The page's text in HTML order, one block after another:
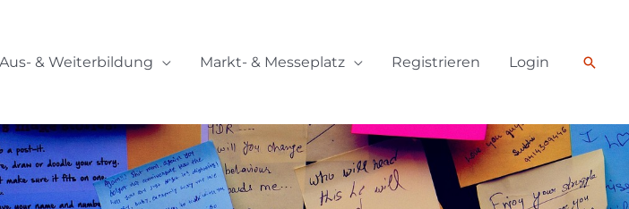
Aus- & Weiterbildung Markt- & Messeplatz Registrieren Login